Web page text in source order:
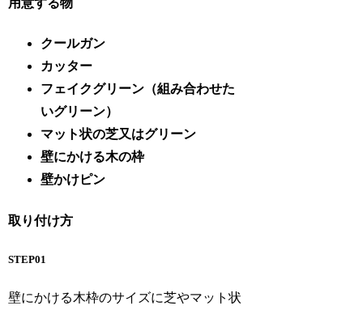
クールガン
カッター
フェイクグリーン（組み合わせた
いグリーン）
マット状の芝又はグリーン
壁にかける木の枠
壁かけピン
取り付け方
STEP01
壁にかける木枠のサイズに芝やマット状